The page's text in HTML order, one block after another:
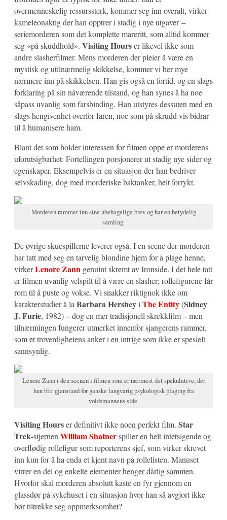
overmenneskelig ressurssterk, kommer seg inn overalt, virker
kameleonaktig der han opptrer i stadig i nye utgaver –
seriemorderen som det komplette mareritt, som alltid kommer
seg «på skuddhold». Visiting Hourser likevel ikke som
andre slasherfilmer. Mens morderen der pleier å være en
mystisk og utilnærmelig skikkelse, kommer vi her mye
nærmere inn på skikkelsen. Han gis også en fortid, og en slags
forklaring på sin nåværende tilstand, og han synes å ha noe
såpass uvanlig som farsbinding. Han utstyres dessuten med en
slags hengivenhet overfor faren, noe som på skrudd vis bidrar
til å humanisere ham.
Blant det som holder interessen for filmen oppe er morderens
uforutsigbarhet: Fortellingen porsjonerer ut stadig nye sider og
egenskaper. Eksempelvis er en situasjon der han bedriver
selvskading, dog med morderiske baktanker, helt forrykt.
Morderen rammer inn sine ubehagelige brev og har en betydelig
samling.
De øvrige skuespillerne leverer også. I en scene der morderen
har tatt med seg en tarvelig blondine hjem for å plage henne,
virkerLenore Zann genuint skremt av Ironside. I det hele tatt
er filmen uvanlig velspilt til å være en slasher; rollefigurene får
rom til å puste og vokse. Vi snakker riktignok ikke om
karakterstudier à la Barbara Hersheyi The Entity(Sidney
J. Furie, 1982) – dog en mer tradisjonell skrekkfilm – men
tilnærmingen fungerer utmerket innenfor sjangerens rammer,
som et troverdighetens anker i en intrige som ikke er spesielt
sannsynlig.
Lenore Zann i den scenen i filmen som er nærmest det spekulative, der
hun blir gjenstand for ganske langvarig psykologisk plaging fra
voldsmannens side.
Visiting Hourser definitivt ikke noen perfekt film. Star
Trek-stjernenWilliam Shatnerspiller en helt intetsigende og
overflødig rollefigur som reporterens sjef, som virker skrevet
inn kun for å ha enda et kjent navn på rollelisten. Manuset
virrer en del og enkelte elementer henger dårlig sammen.
Hvorfor skal morderen absolutt kaste en fyr gjennom en
glassdør på sykehuset i en situasjon hvor han så avgjort ikke
bør tiltrekke seg oppmerksomhet?